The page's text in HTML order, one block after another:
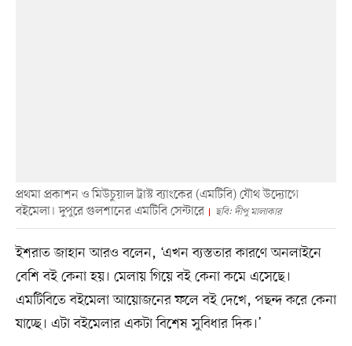
প্রথমা প্রকাশন ও মিউচুয়াল ট্রাস্ট ব্যাংকের (এমটিবি) যৌথ উদ্যোগে
বইমেলা। দুপুরে গুলশানের এমটিবি সেন্টারে
ছবি: দীপু মালাকার
ইশরাত জাহান আরও বলেন, ‘এখন ব্যস্ততার কারণে অনলাইনে
বেশি বই কেনা হয়। মেলায় গিয়ে বই কেনা কমে এসেছে।
এমটিবিতে বইমেলা আয়োজনের ফলে বই দেখে, পছন্দ করে কেনা
যাচ্ছে। এটা বইমেলার একটা বিশেষ সুবিধার দিক।’